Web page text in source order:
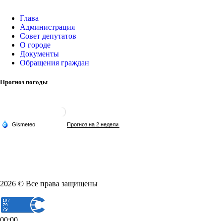
Глава
Администрация
Совет депутатов
О городе
Документы
Обращения граждан
Прогноз погоды
2026 © Все права защищены